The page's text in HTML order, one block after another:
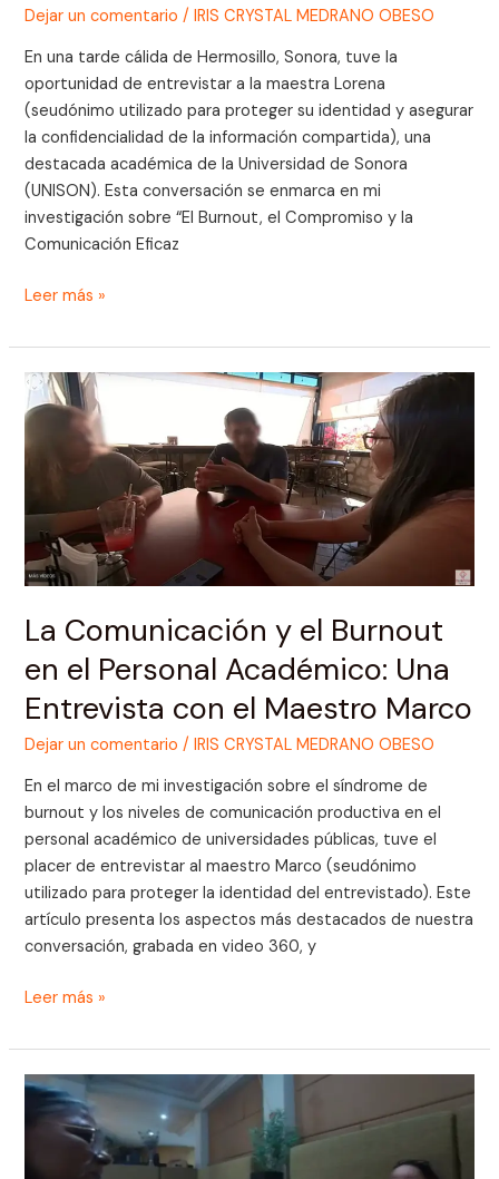
Dejar un comentario /IRIS CRYSTAL MEDRANO OBESO
En una tarde cálida de Hermosillo, Sonora, tuve la
oportunidad de entrevistar a la maestra Lorena
(seudónimo utilizado para proteger su identidad y asegurar
la confidencialidad de la información compartida), una
destacada académica de la Universidad de Sonora
(UNISON). Esta conversación se enmarca en mi
investigación sobre “El Burnout, el Compromiso y la
Comunicación Eficaz
Leer más »
La Comunicación y el Burnout
en el Personal Académico: Una
Entrevista con el Maestro Marco
Dejar un comentario /IRIS CRYSTAL MEDRANO OBESO
En el marco de mi investigación sobre el síndrome de
burnout y los niveles de comunicación productiva en el
personal académico de universidades públicas, tuve el
placer de entrevistar al maestro Marco (seudónimo
utilizado para proteger la identidad del entrevistado). Este
artículo presenta los aspectos más destacados de nuestra
conversación, grabada en video 360, y
La
Comunicación
el
en
el
Personal
Una
con
el
Marco
Leer más »
Entrevista
con
Profesora